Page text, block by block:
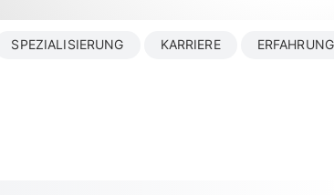
SPEZIALISIERUNG KARRIERE